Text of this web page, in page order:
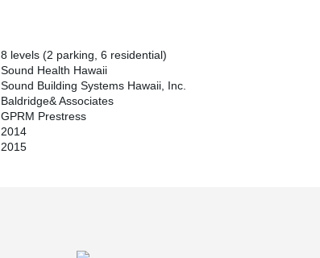
8 levels (2 parking, 6 residential)
Sound Health Hawaii
Sound Building Systems Hawaii, Inc.
Baldridge& Associates
GPRM Prestress
2014
2015